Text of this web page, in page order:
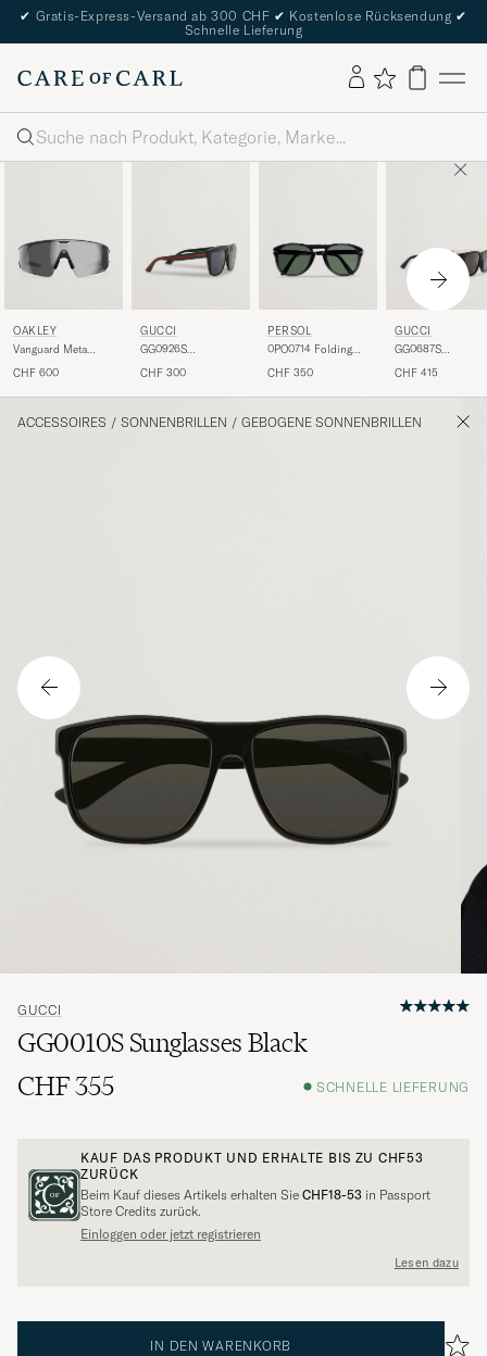
✔ Gratis-Express-Versand ab 300 CHF ✔ Kostenlose Rücksendung ✔
Schnelle Lieferung
Suche
OAKLEY
Vanguard Meta
Black
CHF 600
GUCCI
GG0926S
Black/Green
CHF 300
PERSOL
0PO0714 Folding
Black/Crystal Green
CHF 350
GUCCI
GG0687S
CHF 415
ACCESSOIRES / SONNENBRILLEN / GEBOGENE SONNENBRILLEN
GUCCI
GG0010S Sunglasses Black
CHF 355
SCHNELLE LIEFERUNG
KAUF DAS PRODUKT UND ERHALTE BIS ZU CHF53
ZURÜCK
Beim Kauf dieses Artikels erhalten Sie CHF18-53 in Passport
Store Credits zurück.
Einloggen oder jetzt registrieren
Lesen dazu
IN DEN WARENKORB